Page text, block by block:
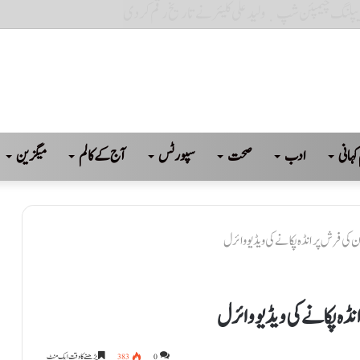
ادب صحت سپورٹس آج کے کالم میگزین
فرش پر انڈہ پکانے کی ویڈیو وائرل
پکانے کی ویڈیو وائرل
0
383 پڑھنے کا وقت ایک منٹ